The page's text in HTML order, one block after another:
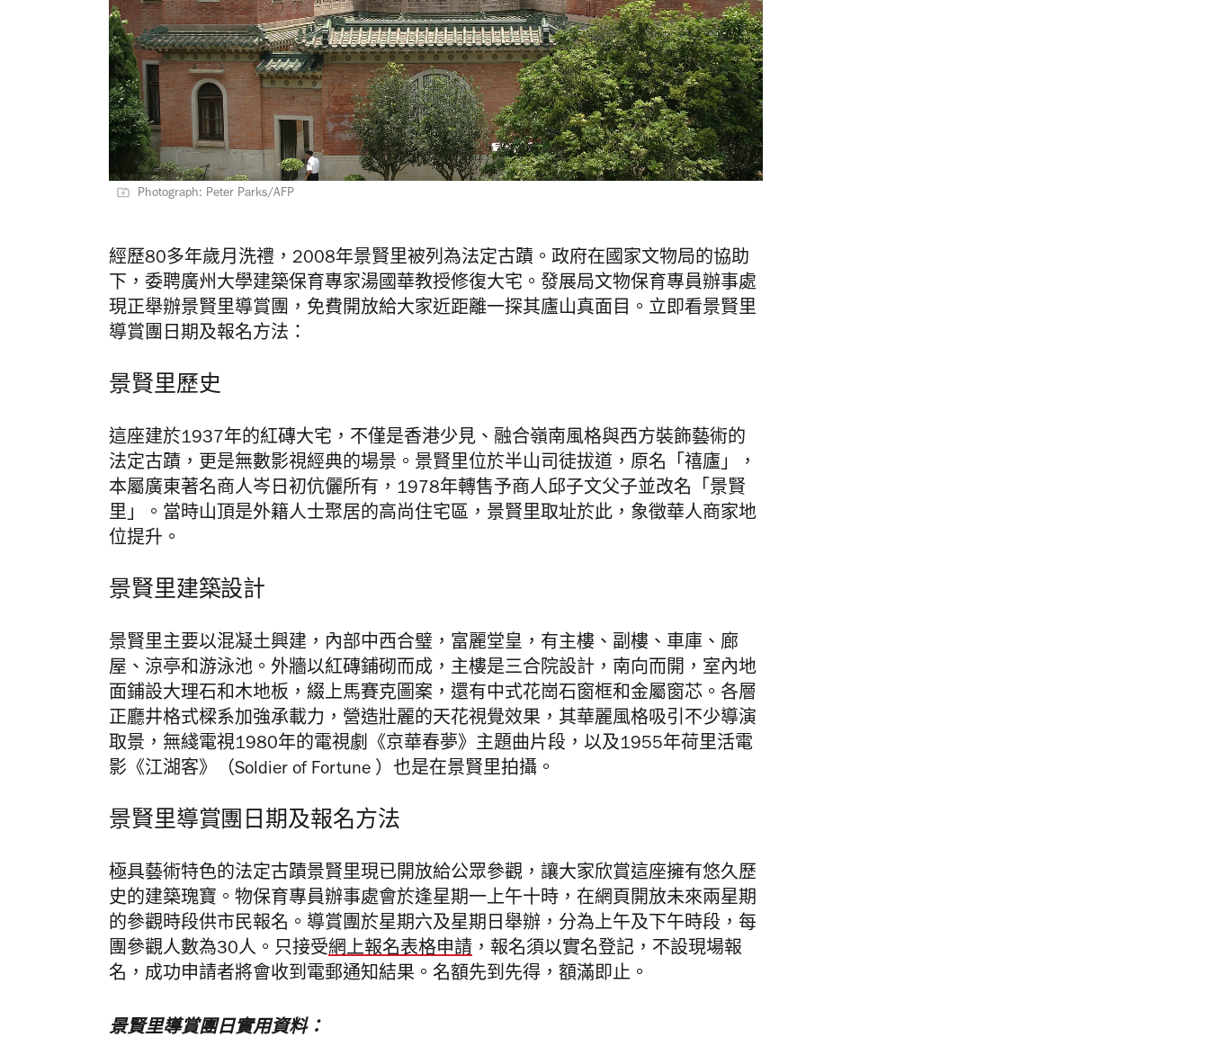
Photograph: Peter Parks/AFP
經歷80多年歲月洗禮，2008年景賢里被列為法定古蹟。政府在國家文物局的協助
下，委聘廣州大學建築保育專家湯國華教授修復大宅。 發展局文物保育專員辦事處
現正舉辦景賢里導賞團，免費開放給大家近距離一探其廬山真面目。立即看景賢里
導賞團日期及報名方法：
景賢里歷史
這座建於1937年的紅磚大宅，不僅是香港少見、融合嶺南風格與西方裝飾藝術的
法定古蹟，更是無數影視經典的場景。 景賢里位於半山司徒拔道，原名「禧廬」，
本屬廣東著名商人岑日初伉儷所有，1978年轉售予商人邱子文父子並改名「景賢
里」。當時山頂是外籍人士聚居的高尚住宅區，景賢里取址於此，象徵華人商家地
位提升。
景賢里建築設計
景賢里主要以混凝土興建，內部中西合璧，富麗堂皇，有主樓、副樓、車庫、廊
屋、涼亭和游泳池。外牆以紅磚鋪砌而成，主樓是三合院設計，南向而開，室內地
面鋪設大理石和木地板，綴上馬賽克圖案，還有中式花崗石窗框和金屬窗芯。各層
正廳井格式樑系加強承載力，營造壯麗的天花視覺效果，其華麗風格吸引不少導演
取景，無綫電視1980年的電視劇《京華春夢》主題曲片段，以及1955年荷里活電
影《江湖客》（Soldier of Fortune ）也是在景賢里拍攝。
景賢里導賞團日期及報名方法
極具藝術特色的法定古蹟景賢里現已開放給公眾參觀，讓大家欣賞這座擁有悠久歷
史的建築瑰寶。物保育專員辦事處會於逢星期一上午十時，在網頁開放未來兩星期
的參觀時段供市民報名。 導賞團於星期六及星期日舉辦，分為上午及下午時段，每
團參觀人數為30人。只接受網上報名表格申請 ， 報名須以實名登記， 不設現場報
名，成功申請者將會收到電郵通知結果。名額先到先得，額滿即止。
景賢里導賞團日實用資料：